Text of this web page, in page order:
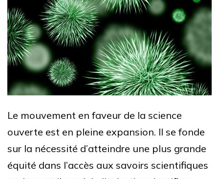
Le mouvement en faveur de la science
ouverte est en pleine expansion. Il se fonde
sur la nécessité d’atteindre une plus grande
équité dans l’accès aux savoirs scientifiques